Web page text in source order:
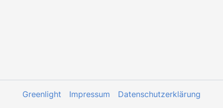
Greenlight Impressum Datenschutzerklärung